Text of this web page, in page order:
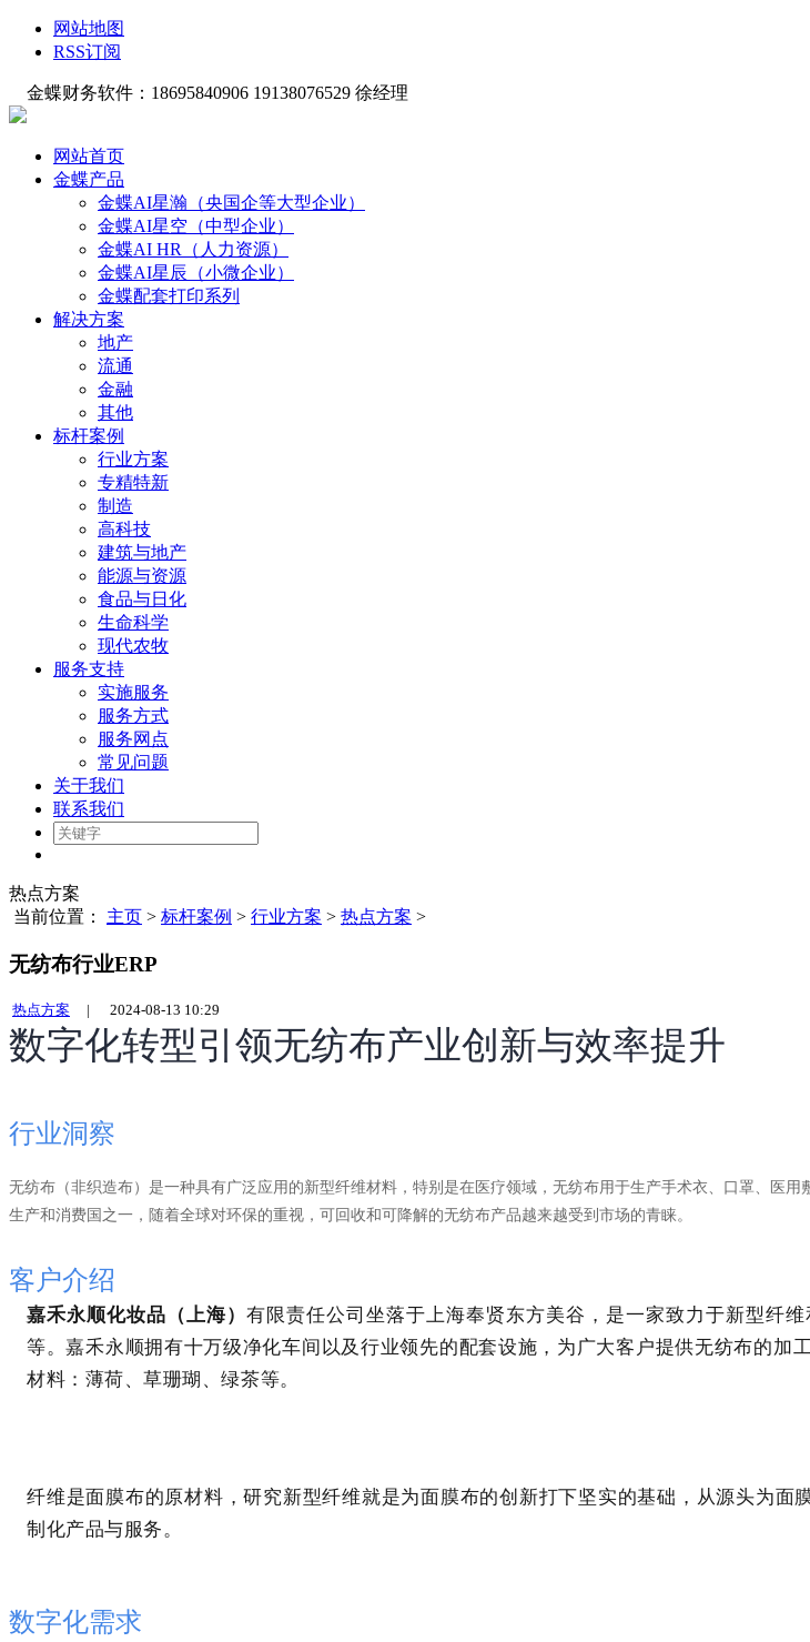
网站地图
RSS订阅
金蝶财务软件：18695840906 19138076529 徐经理
网站首页
金蝶产品
金蝶AI星瀚（央国企等大型企业）
金蝶AI星空（中型企业）
金蝶AI HR（人力资源）
金蝶AI星辰（小微企业）
金蝶配套打印系列
解决方案
地产
流通
金融
其他
标杆案例
行业方案
专精特新
制造
高科技
建筑与地产
能源与资源
食品与日化
生命科学
现代农牧
服务支持
实施服务
服务方式
服务网点
常见问题
关于我们
联系我们
热点方案
当前位置： 主页 > 标杆案例 > 行业方案 > 热点方案 >
无纺布行业ERP
热点方案 | 2024-08-13 10:29
数字化转型引领无纺布产业创新与效率提升
行业洞察
无纺布（非织造布）是一种具有广泛应用的新型纤维材料，特别是在医疗领域，无纺布用于生产手术衣、口罩、医
生产和消费国之一，随着全球对环保的重视，可回收和可降解的无纺布产品越来越受到市场的青睐。
客户介绍
嘉禾永顺化妆品（上海）有限责任公司坐落于上海奉贤东方美谷，是一家致力于新型纤
等。嘉禾永顺拥有十万级净化车间以及行业领先的配套设施，为广大客户提供无纺布的加
材料：薄荷、草珊瑚、绿茶等。
纤维是面膜布的原材料，研究新型纤维就是为面膜布的创新打下坚实的基础，从源头为
制化产品与服务。
数字化需求